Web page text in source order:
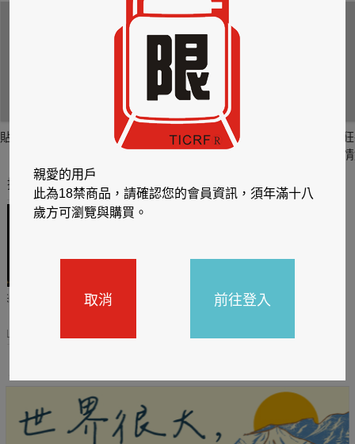
貼身剪裁II：如癮
貼心情婦～魅惑之
情竊竹心～魅惑之
推薦你買好東西
閱讀有禮，TCL平板送觸
TCL數位筆記本送月讀包1
親愛的用戶
此為18禁商品，請確認您的會員資訊，須年滿十八
歲方可瀏覽與購買。
取消 前往登入